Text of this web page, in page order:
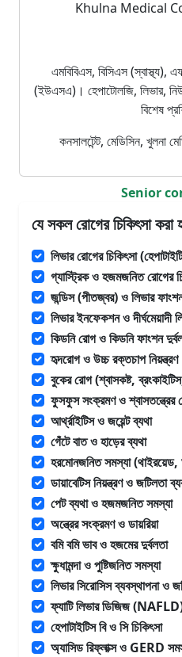
Khulna Medical
এমবিবিএস, বিসিএস (স্বাস্থ্য),
(ইউএসএ)। হেপাটোলজি, লিভার,
বিশেষ
কনসালটেন্ট, মেডিসিন, খুলনা
Senior
যে সকল রোগের চিকিৎসা করা
লিভার রোগের চিকিৎসা
গ্যাস্ট্রিক ও হজমজনিত রোগের
জন্ডিস (পীতজ্বর) ও লিভার
লিভার ইনফেকশন ও দীর্ঘমেয়াদী
কিডনি রোগ ও কিডনি ফাংশন
হৃদরোগ ও উচ্চ রক্তচাপ নিয়ন্ত্রণ
বুকের রোগ (শ্বাসকষ্ট,
ফুসফুস সংক্রমণ ও শ্বাসতন্ত্রের
আর্থ্রাইটিস ও জয়েন্ট ব্যথা
গেঁটে বাত ও হাড়ের ব্যথা
হরমোনজনিত সমস্যা (থাইরয়েড,
ডায়াবেটিস নিয়ন্ত্রণ ও জটিলতা
পেট ব্যথা ও হজমজনিত সমস্যা
অন্ত্রের সংক্রমণ ও ডায়রিয়া
বমি বমি ভাব ও হজমের দুর্বলতা
ক্ষুধামন্দা ও পুষ্টিজনিত সমস্যা
লিভার সিরোসিস ব্যবস্থাপনা ও
ফ্যাটি লিভার ডিজিজ (NAFLD)
হেপাটাইটিস বি ও সি চিকিৎসা
অ্যাসিড রিফ্লাক্স ও GERD